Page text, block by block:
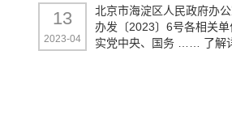
13
2023-04
北京市海淀区人民政府办
办发〔2023〕6号各相关
实党中央、国务 …… 了解